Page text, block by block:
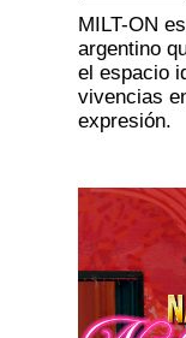
MILT-ON
argentino
el espacio
vivencias
expresión.